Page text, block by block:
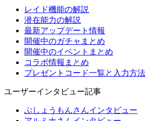
レイド機能の解説
潜在能力の解説
最新アップデート情報
開催中のガチャまとめ
開催中のイベントまとめ
コラボ情報まとめ
プレゼントコード一覧と入力方法
ユーザーインタビュー記事
ぶしょうもんさんインタビュー